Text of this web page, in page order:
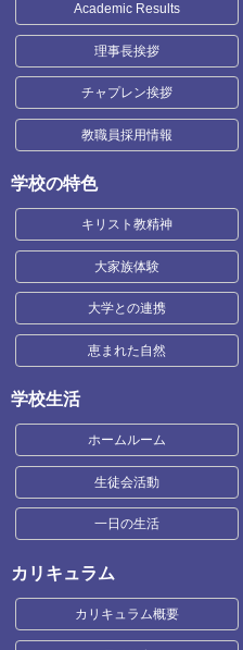
Academic Results
理事長挨拶
チャプレン挨拶
教職員採用情報
学校の特色
キリスト教精神
大家族体験
大学との連携
恵まれた自然
学校生活
ホームルーム
生徒会活動
一日の生活
カリキュラム
カリキュラム概要